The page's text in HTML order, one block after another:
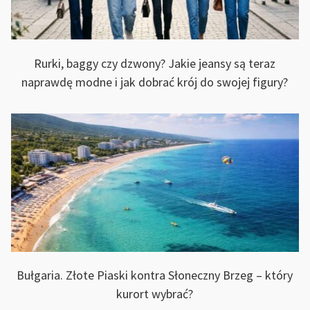
Rurki, baggy czy dzwony? Jakie jeansy są teraz
naprawdę modne i jak dobrać krój do swojej figury?
Bułgaria. Złote Piaski kontra Słoneczny Brzeg – który
kurort wybrać?